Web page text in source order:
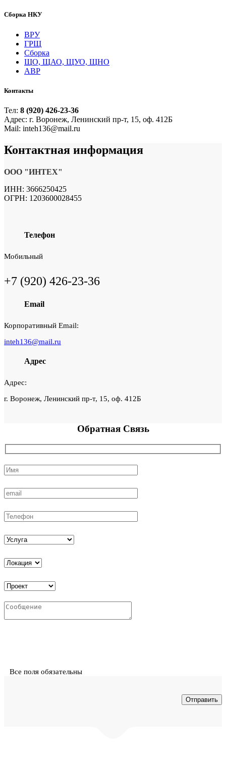
Сборка НКУ
ВРУ
ГРЩ
Сборка
ЩО, ЩАО, ЩУО, ЩНО
АВР
Контакты
Тел: 8 (920) 426-23-36
Адрес: г. Воронеж, Ленинский пр-т, 15, оф. 412Б
Mail: inteh136@mail.ru
Контактная информация
ООО "ИНТЕХ"
ИНН: 3666250425
ОГРН: 1203600028455
Телефон
Мобильный
+7 (920) 426-23-36
Email
Корпоративный Email:
inteh136@mail.ru
Адрес
Адрес:
г. Воронеж, Ленинский пр-т, 15, оф. 412Б
Обратная Связь
Все поля обязательны